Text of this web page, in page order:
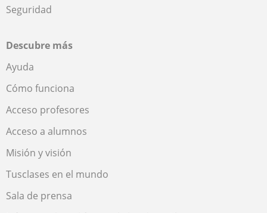
Seguridad
Descubre más
Ayuda
Cómo funciona
Acceso profesores
Acceso a alumnos
Misión y visión
Tusclases en el mundo
Sala de prensa